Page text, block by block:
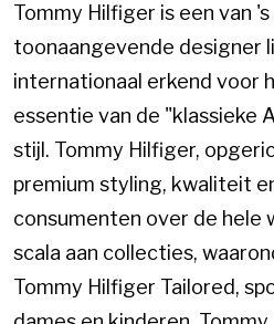
Tommy Hilfiger is een van
toonaangevende designer
internationaal erkend voor
essentie van de "klassieke
stijl. Tommy Hilfiger,
premium styling, kwaliteit
consumenten over de hele
scala aan collecties,
Tommy Hilfiger Tailored,